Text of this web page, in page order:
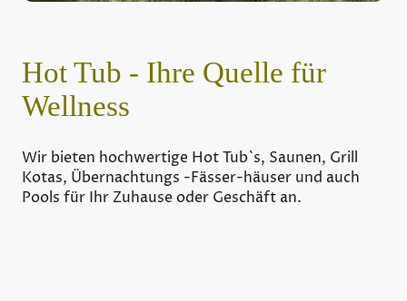
Hot Tub - Ihre Quelle für
Wellness
Wir bieten hochwertige Hot Tub`s, Saunen, Grill
Kotas, Übernachtungs -Fässer-häuser und auch
Pools für Ihr Zuhause oder Geschäft an.